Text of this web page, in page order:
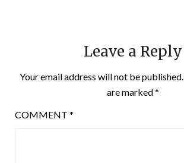
Leave a Reply
Your email address will not be published.
are marked*
COMMENT *